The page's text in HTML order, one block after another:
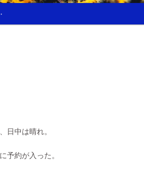
日中は晴れ。
予約が入った。